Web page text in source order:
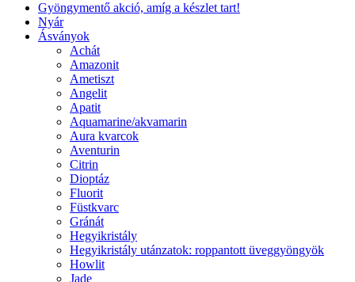
Gyöngymentő akció, amíg a készlet tart!
Nyár
Ásványok
Achát
Amazonit
Ametiszt
Angelit
Apatit
Aquamarine/akvamarin
Aura kvarcok
Aventurin
Citrin
Dioptáz
Fluorit
Füstkvarc
Gránát
Hegyikristály
Hegyikristály utánzatok: roppantott üveggyöngyök
Howlit
Jade